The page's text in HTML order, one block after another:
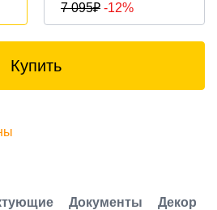
7 095₽ -12%
Купить
Документы Декор